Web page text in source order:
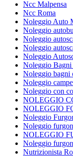
Ncc Malpensa
Ncc Roma
Noleggio Auto
Noleggio
Noleggio
Noleggio
Noleggio
Noleggio
Noleggio bagni
Noleggio
Noleggio con
NOLEGGIO
NOLEGGIO
Noleggio
Noleggio
NOLEGGIO
Noleggio
Nutrizionista